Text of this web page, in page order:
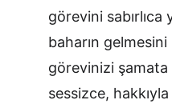
görevini sabırlıca
baharın
görevinizi şamata
sessizce, hakkıyla